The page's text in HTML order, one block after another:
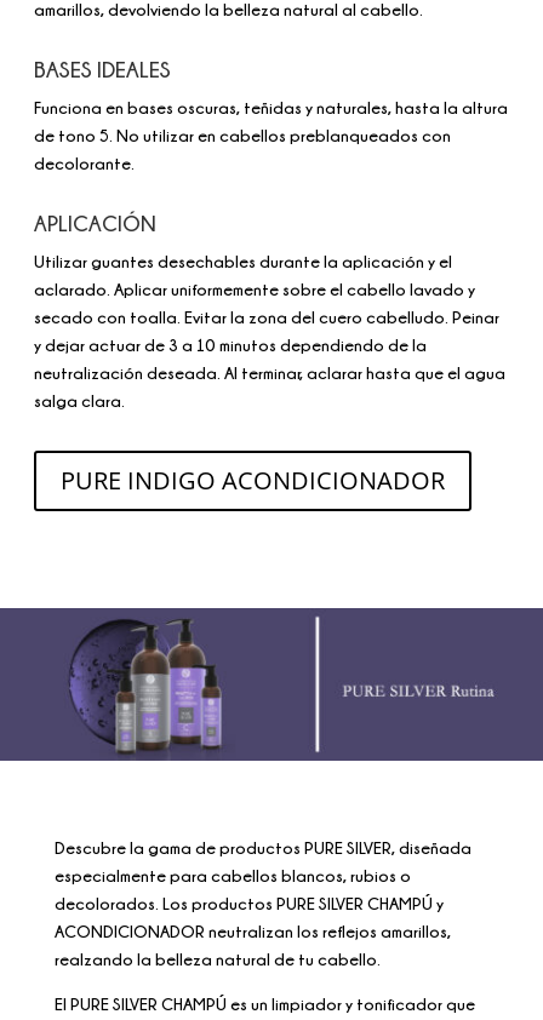
amarillos, devolviendo la belleza natural al cabello.
BASES IDEALES
Funciona en bases oscuras, teñidas y naturales, hasta la altura
de tono 5. No utilizar en cabellos preblanqueados con
decolorante.
APLICACIÓN
Utilizar guantes desechables durante la aplicación y el
aclarado. Aplicar uniformemente sobre el cabello lavado y
secado con toalla. Evitar la zona del cuero cabelludo. Peinar
y dejar actuar de 3 a 10 minutos dependiendo de la
neutralización deseada. Al terminar, aclarar hasta que el agua
salga clara.
PURE INDIGO ACONDICIONADOR
Descubre la gama de productos PURE SILVER, diseñada
especialmente para cabellos blancos, rubios o
decolorados. Los productos PURE SILVER CHAMPÚ y
ACONDICIONADOR neutralizan los reflejos amarillos,
realzando la belleza natural de tu cabello.
El PURE SILVER CHAMPÚ es un limpiador y tonificador que